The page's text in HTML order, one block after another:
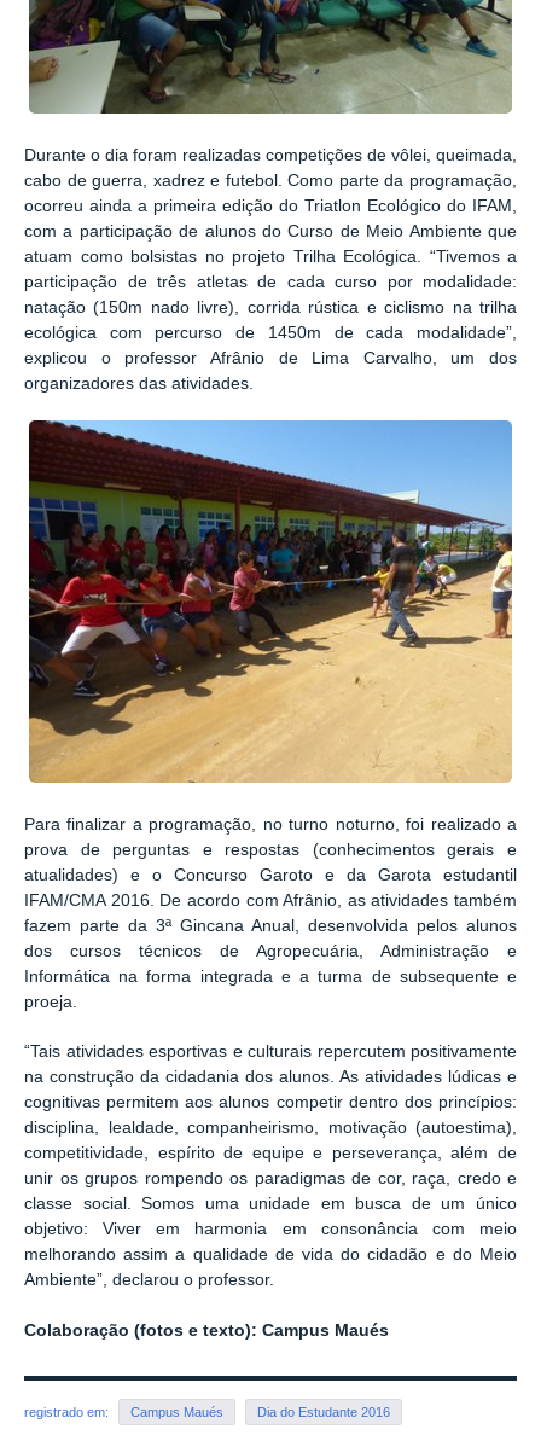
Durante o dia foram realizadas competições de vôlei, queimada,
cabo de guerra, xadrez e futebol. Como parte da programação,
ocorreu ainda a primeira edição do Triatlon Ecológico do IFAM,
com a participação de alunos do Curso de Meio Ambiente que
atuam como bolsistas no projeto Trilha Ecológica. “Tivemos a
participação de três atletas de cada curso por modalidade:
natação (150m nado livre), corrida rústica e ciclismo na trilha
ecológica com percurso de 1450m de cada modalidade”,
explicou o professor Afrânio de Lima Carvalho, um dos
organizadores das atividades.
Para finalizar a programação, no turno noturno, foi realizado a
prova de perguntas e respostas (conhecimentos gerais e
atualidades) e o Concurso Garoto e da Garota estudantil
IFAM/CMA 2016. De acordo com Afrânio, as atividades também
fazem parte da 3ª Gincana Anual, desenvolvida pelos alunos
dos cursos técnicos de Agropecuária, Administração e
Informática na forma integrada e a turma de subsequente e
proeja.
“Tais atividades esportivas e culturais repercutem positivamente
na construção da cidadania dos alunos. As atividades lúdicas e
cognitivas permitem aos alunos competir dentro dos princípios:
disciplina, lealdade, companheirismo, motivação (autoestima),
competitividade, espírito de equipe e perseverança, além de
unir os grupos rompendo os paradigmas de cor, raça, credo e
classe social. Somos uma unidade em busca de um único
objetivo: Viver em harmonia em consonância com meio
melhorando assim a qualidade de vida do cidadão e do Meio
Ambiente”, declarou o professor.
Colaboração (fotos e texto): Campus Maués
registrado em: Campus Maués Dia do Estudante 2016